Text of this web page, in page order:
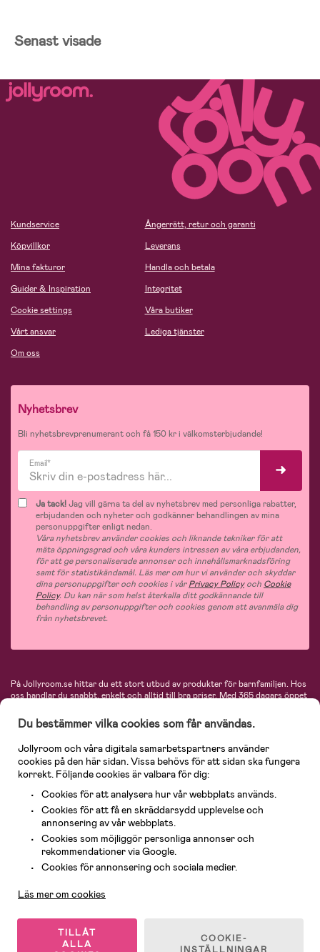
Senast visade
Kundservice
Köpvillkor
Mina fakturor
Guider & Inspiration
Cookie settings
Vårt ansvar
Om oss
Ångerrätt, retur och garanti
Leverans
Handla och betala
Integritet
Våra butiker
Lediga tjänster
Nyhetsbrev
Bli nyhetsbrevprenumerant och få 150 kr i välkomsterbjudande!
Email*
Ja tack!Jag vill gärna ta del av nyhetsbrev med personliga rabatter,
erbjudanden och nyheter och godkänner behandlingen av mina
personuppgifter enligt nedan.
Våra nyhetsbrev använder cookies och liknande tekniker för att
mäta öppningsgrad och våra kunders intressen av våra erbjudanden,
för att ge personaliserade annonser och innehållsmarknadsföring
samt för statistikändamål. Läs mer om hur vi använder och skyddar
dina personuppgifter och cookies i vårPrivacy Policyoch Cookie
Policy. Du kan när som helst återkalla ditt godkännande till
behandling av personuppgifter och cookies genom att avanmäla dig
från nyhetsbrevet.
På Jollyroom.se hittar du ett stort utbud av produkter för barnfamiljen. Hos
oss handlar du snabbt, enkelt och alltid till bra priser.Med 365 dagars öppet
hos oss. I vårt sortiment hittar du barnvagnar, bilstolar, kläder för barn och
baby, produkter för mamman, massor av inspirerande inredning, leksaker,
babyprodukter och mycket mer. Vi erbjuder produkter från välkända
varumärken så som Britax, Maxi-Cosi, Baby Jogger, BabyBjörn, Didriksons,
KidKraft, Ergobaby, Philips Avent, Neonate, Cybex, LEGO och många fler.
Välkommen in och kika runt i Nordens största barn- och babybutik på nätet!
© 2026 Jollyroom AB. Alla rättigheter reserverade.
Du bestämmer vilka cookies som får användas.
Jollyroom och våra digitala samarbetspartners använder
cookies på den här sidan. Vissa behövs för att sidan ska fungera
korrekt. Följande cookies är valbara för dig:
Cookies för att analysera hur vår webbplats används.
Cookies för att få en skräddarsydd upplevelse och
annonsering av vår webbplats.
Cookies som möjliggör personliga annonser och
rekommendationer via Google.
Cookies för annonsering och sociala medier.
Läs mer om cookies
TILLÅT
ALLA
COOKIE-